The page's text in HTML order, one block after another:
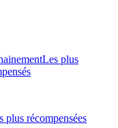
Les plus
plus récompensées